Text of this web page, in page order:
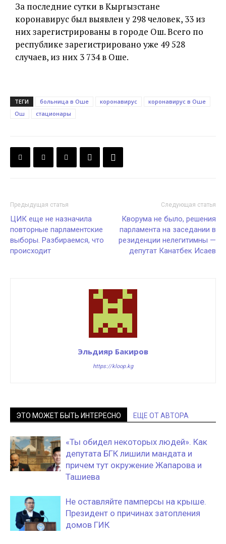
За последние сутки в Кыргызстане
коронавирус был выявлен у 298 человек, 33 из
них зарегистрированы в городе Ош. Всего по
республике зарегистрировано уже 49 528
случаев, из них 3 734 в Оше.
ТЕГИ больница в Оше коронавирус
коронавирус в Оше
Ош
стационары
Предыдущая статья
ЦИК еще не назначила
повторные парламентские
выборы. Разбираемся, что
происходит
Следующая статья
Кворума не было, решения
парламента на заседании в
резиденции нелегитимны —
депутат Канатбек Исаев
Эльдияр Бакиров
https://kloop.kg
ЭТО МОЖЕТ БЫТЬ ИНТЕРЕСНО ЕЩЕ ОТ АВТОРА
«Ты обидел некоторых людей». Как
депутата БГК лишили мандата и
причем тут окружение Жапарова и
Ташиева
Не оставляйте памперсы на крыше.
Президент о причинах затопления
домов ГИК